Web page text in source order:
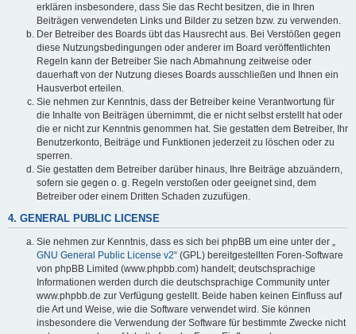
erklären insbesondere, dass Sie das Recht besitzen, die in Ihren
Beiträgen verwendeten Links und Bilder zu setzen bzw. zu verwenden.
Der Betreiber des Boards übt das Hausrecht aus. Bei Verstößen gegen
diese Nutzungsbedingungen oder anderer im Board veröffentlichten
Regeln kann der Betreiber Sie nach Abmahnung zeitweise oder
dauerhaft von der Nutzung dieses Boards ausschließen und Ihnen ein
Hausverbot erteilen.
Sie nehmen zur Kenntnis, dass der Betreiber keine Verantwortung für
die Inhalte von Beiträgen übernimmt, die er nicht selbst erstellt hat oder
die er nicht zur Kenntnis genommen hat. Sie gestatten dem Betreiber, Ihr
Benutzerkonto, Beiträge und Funktionen jederzeit zu löschen oder zu
sperren.
Sie gestatten dem Betreiber darüber hinaus, Ihre Beiträge abzuändern,
sofern sie gegen o. g. Regeln verstoßen oder geeignet sind, dem
Betreiber oder einem Dritten Schaden zuzufügen.
4. GENERAL PUBLIC LICENSE
Sie nehmen zur Kenntnis, dass es sich bei phpBB um eine unter der „
GNU General Public License v2“ (GPL) bereitgestellten Foren-Software
von phpBB Limited (www.phpbb.com) handelt; deutschsprachige
Informationen werden durch die deutschsprachige Community unter
www.phpbb.de zur Verfügung gestellt. Beide haben keinen Einfluss auf
die Art und Weise, wie die Software verwendet wird. Sie können
insbesondere die Verwendung der Software für bestimmte Zwecke nicht